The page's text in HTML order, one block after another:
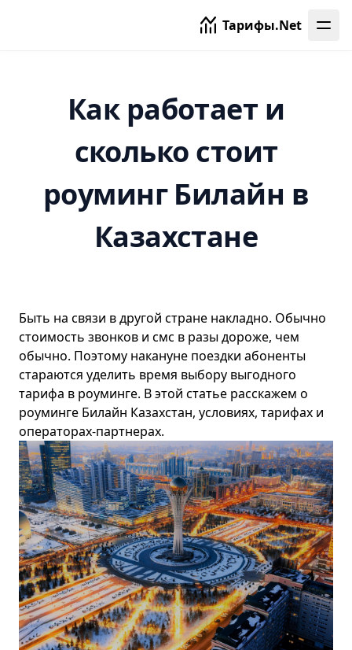
Тарифы.Net
Хабаровск
Чебоксары
Челябинск
Ярославль
Как работает и
сколько стоит
роуминг Билайн в
Казахстане
Быть на связи в другой стране накладно. Обычно
стоимость звонков и смс в разы дороже, чем
обычно. Поэтому накануне поездки абоненты
стараются уделить время выбору выгодного
тарифа в роуминге. В этой статье расскажем о
роуминге Билайн Казахстан, условиях, тарифах и
операторах-партнерах.